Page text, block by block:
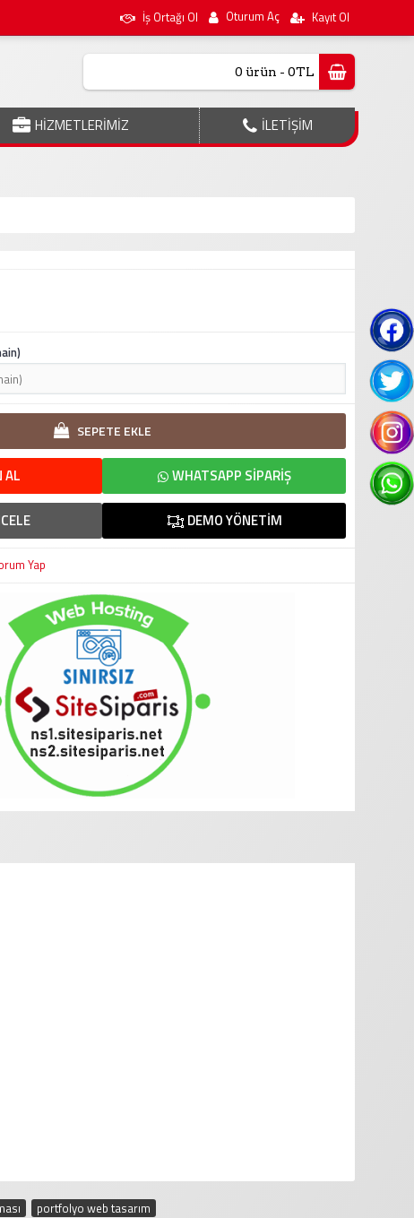
İş Ortağı Ol Oturum Aç Kayıt Ol
0 ürün - 0TL
HİZMETLERİMİZ İLETİŞİM
SEPETE EKLE
AL WHATSAPP SIPARIŞ
DEMO YÖNETIM
Yap
portfolyo web tasarım